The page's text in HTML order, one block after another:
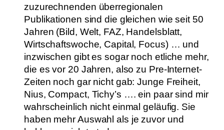
zuzurechnenden überregionalen
Publikationen sind die gleichen wie seit 50
Jahren (Bild, Welt, FAZ, Handelsblatt,
Wirtschaftswoche, Capital, Focus) … und
inzwischen gibt es sogar noch etliche mehr,
die es vor 20 Jahren, also zu Pre-Internet-
Zeiten noch gar nicht gab: Junge Freiheit,
Nius, Compact, Tichy’s …. ein paar sind mir
wahrscheinlich nicht einmal geläufig. Sie
haben mehr Auswahl als je zuvor und